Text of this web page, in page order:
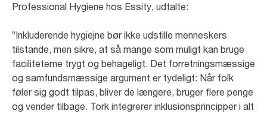
Professional Hygiene hos Essity, udtalte:
”Inkluderende hygiejne bør ikke udstille menneskers
tilstande, men sikre, at så mange som muligt kan bruge
faciliteterne trygt og behageligt. Det forretningsmæssige
og samfundsmæssige argument er tydeligt: Når folk
føler sig godt tilpas, bliver de længere, bruger flere penge
og vender tilbage. Tork integrerer inklusionsprincipper i alt